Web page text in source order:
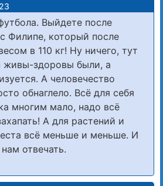
Выйдете после
Филипе, который после
в 110 кг! Ну ничего, тут
живы-здоровы были, а
А человечество
обнаглело. Всё для себя
многим мало, надо всё
А для растений и
всё меньше и меньше. И
отвечать.